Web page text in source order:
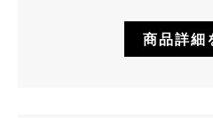
商品詳細